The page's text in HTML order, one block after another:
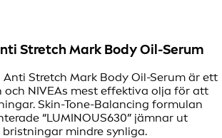
Stretch Mark Body Oil-Serum
Stretch Mark Body Oil-Serum är ett
och NIVEAs mest effektiva olja för att
Skin-Tone-Balancing formulan
“LUMINOUS630” jämnar ut
mindre synliga.